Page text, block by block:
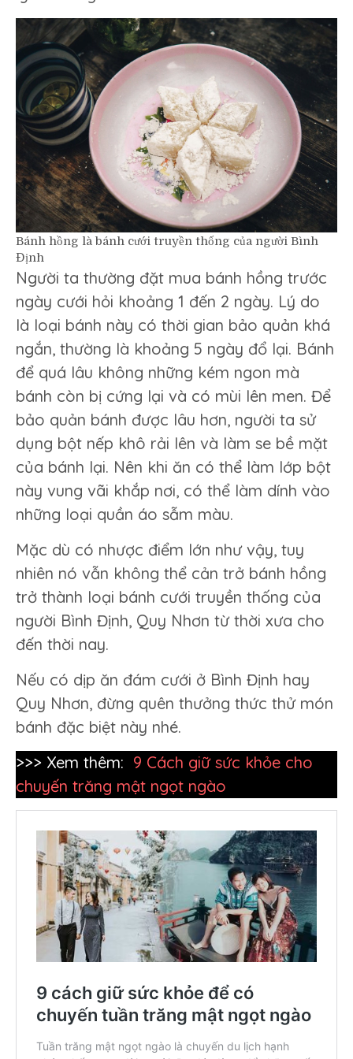
Bánh hồng là bánh cưới truyền thống của người Bình
Định
Người ta thường đặt mua bánh hồng trước
ngày cưới hỏi khoảng 1 đến 2 ngày. Lý do
là loại bánh này có thời gian bảo quản khá
ngắn, thường là khoảng 5 ngày đổ lại. Bánh
để quá lâu không những kém ngon mà
bánh còn bị cứng lại và có mùi lên men. Để
bảo quản bánh được lâu hơn, người ta sử
dụng bột nếp khô rải lên và làm se bề mặt
của bánh lại. Nên khi ăn có thể làm lớp bột
này vung vãi khắp nơi, có thể làm dính vào
những loại quần áo sẫm màu.
Mặc dù có nhược điểm lớn như vậy, tuy
nhiên nó vẫn không thể cản trở bánh hồng
trở thành loại bánh cưới truyền thống của
người Bình Định, Quy Nhơn từ thời xưa cho
đến thời nay.
Nếu có dịp ăn đám cưới ở Bình Định hay
Quy Nhơn, đừng quên thưởng thức thử món
bánh đặc biệt này nhé.
>>> Xem thêm: 9 Cách giữ sức khỏe cho
chuyến trăng mật ngọt ngào